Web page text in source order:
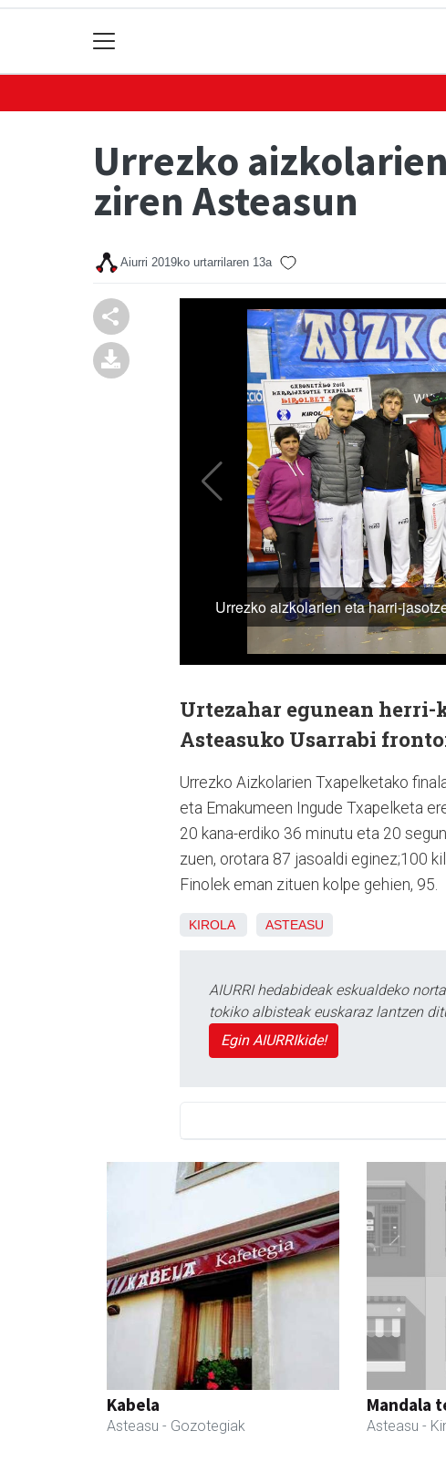
Urrezko
ziren Asteasun
Aiurri 2019ko urtarrilaren 13a
Urtezahar egunean
Asteasuko Usarrabi
Urrezko Aizkolarien Txapelketako
eta Emakumeen Ingude Txapelketa
20 kana-erdiko 36 minutu eta 20
zuen, orotara 87 jasoaldi eginez;100
Finolek eman zituen kolpe gehien, 95.
KIROLA ASTEASU
AIURRI hedabideak eskualdeko
tokiko albisteak euskaraz lantzen
Egin AIURRIkide!
Kabela
Asteasu - Gozotegiak
Mandala
Asteasu -